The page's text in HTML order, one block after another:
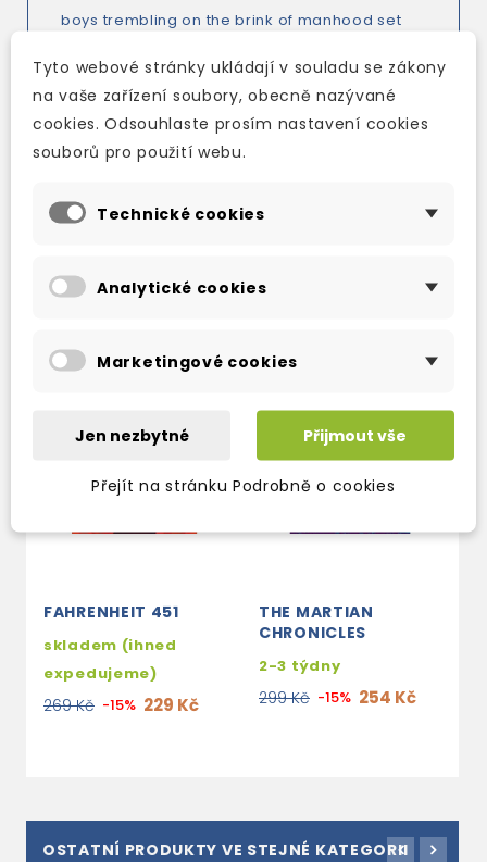
boys trembling on the brink of manhood set
carnival's smoke, mazes and mirrors, they will
also discover the true price of innermost
wishes ...
FAHRENHEIT 451
skladem (ihned
expedujeme)
269 Kč -15% 229 Kč
THE MARTIAN
CHRONICLES
2-3 týdny
299 Kč -15% 254 Kč
OSTATNÍ PRODUKTY VE STEJNÉ KATEGORII
Tyto webové stránky ukládají v souladu se zákony
na vaše zařízení soubory, obecně nazývané
cookies. Odsouhlaste prosím nastavení cookies
souborů pro použití webu.
Technické cookies
Analytické cookies
Marketingové cookies
Jen nezbytné Přijmout vše
Přejít na stránku Podrobně o cookies